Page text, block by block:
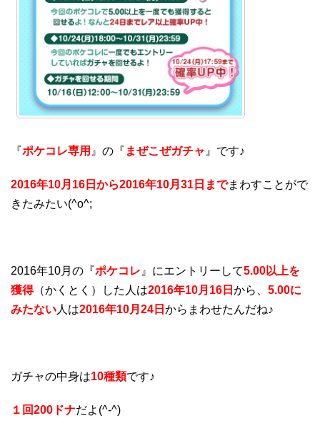
『ポケコレ専用 』の『 まぜこぜガチャ 』です♪
2016年10月16日から2016年10月31日までまわすことがで
きたみたい(^o^;
2016年10月の『ポケコレ 』にエントリーして5.00以上を
獲得（かくとく）した人は2016年10月16日 から、 5.00に
みたない人は2016年10月24日 からまわせたんだね♪
ガチャの中身は10種類です♪
１回200ドナだよ(^-^)